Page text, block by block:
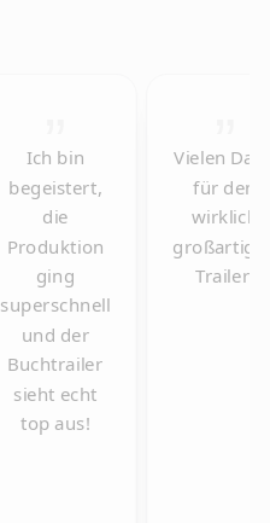
Ich bin
begeistert,
die
Produktion
ging
superschnell
und der
Buchtrailer
sieht echt
top aus!
Vielen
für den
wirklich
Trailer!